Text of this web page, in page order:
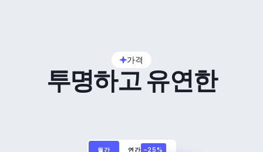
가격
투명하고 유연한
월간 연간 –25%